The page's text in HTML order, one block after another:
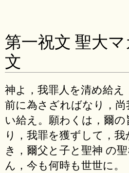
第一祝文 聖大
文
神よ，我罪人を清め給え
前に為さざればなり，
い給え。願わくは，爾
り，我罪を獲ずして，
き，爾父と子と聖神 の
ん，今も何時も世世に。